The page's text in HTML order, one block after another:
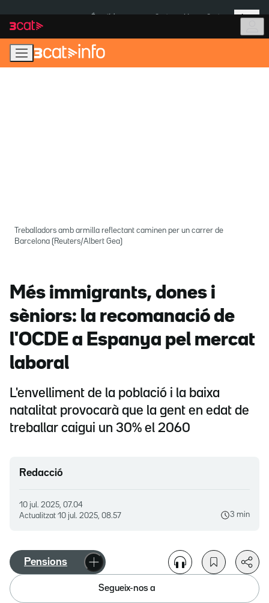
navegació
principal
contingut
Més
Treballadors amb armilla reflectant caminen per un carrer de
Barcelona (Reuters/Albert Gea)
Més immigrants, dones i
sèniors: la recomanació de
l'OCDE a Espanya pel mercat
laboral
L'envelliment de la població i la baixa
natalitat provocarà que la gent en edat de
treballar caigui un 30% el 2060
Redacció
10 jul. 2025, 07.04
Actualitzat 10 jul. 2025, 08.57 3 min
Pensions
Segueix-nos a